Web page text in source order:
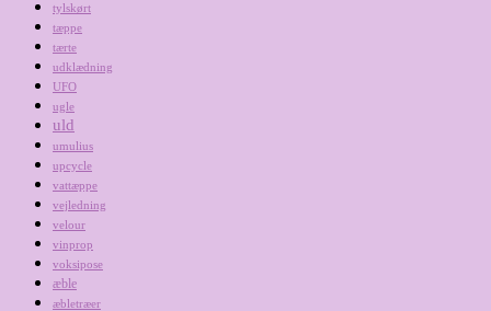
tylskørt
tæppe
tærte
udklædning
UFO
ugle
uld
umulius
upcycle
vattæppe
vejledning
velour
vinprop
voksipose
æble
æbletræer